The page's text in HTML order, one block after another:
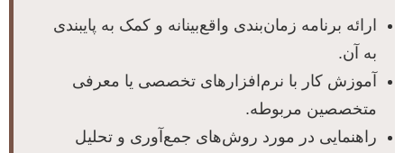
ارائه برنامه زمان‌بندی واقع‌بینانه و کمک به پایبندی
به آن.
آموزش کار با نرم‌افزارهای تخصصی یا معرفی
متخصصین مربوطه.
راهنمایی در مورد روش‌های جمع‌آوری و تحلیل